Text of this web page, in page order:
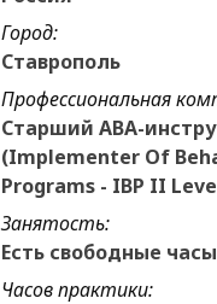
Город:
Ставрополь
Профессиональная
Старший АВА-
(Implementer Of
Programs - IBP II
Занятость:
Есть свободные часы
Часов практики: